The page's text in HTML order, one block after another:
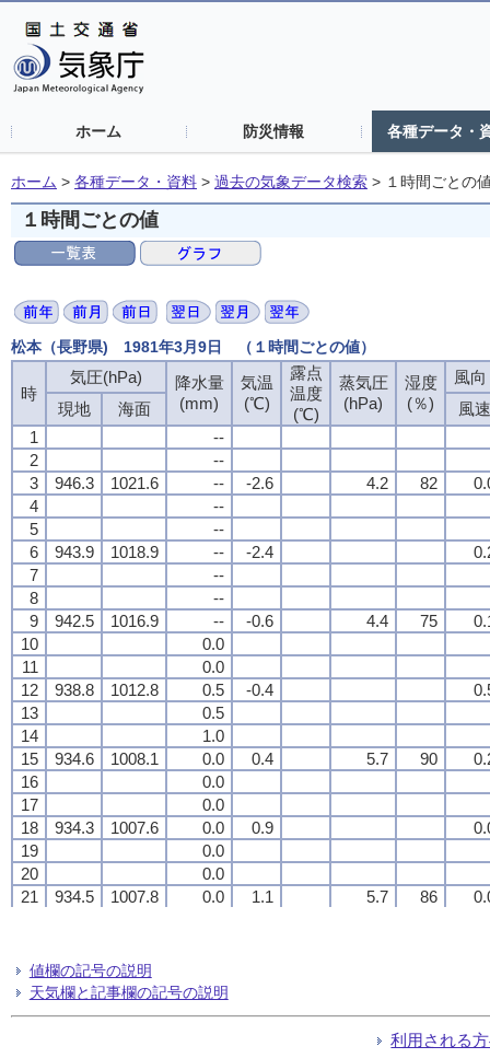
ホーム 防災情報 各種データ・
ホーム > 各種データ・資料 > 過去の気象データ検索 > １時間ごとの
１時間ごとの値
松本（長野県) 1981年3月9日 （１時間ごとの値）
時
気圧(hPa)
降水量
(mm)
気温
(℃)
露点
温度
(℃)
蒸気圧
(hPa)
湿度
(％)
風
現地
海面
風速
1
--
2
--
3
946.3 1021.6 -- -2.6 4.2 82
4
--
5
--
6
943.9 1018.9 -- -2.4
7
--
8
--
9
942.5 1016.9 -- -0.6 4.4 75
10
0.0
11
0.0
12
938.8 1012.8 0.5 -0.4
13
0.5
14
1.0
15
934.6 1008.1 0.0 0.4 5.7 90
16
0.0
17
0.0
18
934.3 1007.6 0.0 0.9
19
0.0
20
0.0
21
934.5 1007.8 0.0 1.1 5.7 86
24
934.6 1007.9
時
気圧(hPa)
降水量
(mm)
気温
(℃)
露点
温度
(℃)
蒸気圧
(hPa)
湿度
(％)
風
現地
海面
風速
1
--
2
--
3
946.3 1021.6 -- -2.6 4.2 82
4
--
5
--
6
943.9 1018.9 -- -2.4
7
--
8
--
9
942.5 1016.9 -- -0.6 4.4 75
10
0.0
11
0.0
12
938.8 1012.8 0.5 -0.4
13
0.5
14
1.0
15
934.6 1008.1 0.0 0.4 5.7 90
16
0.0
17
0.0
18
934.3 1007.6 0.0 0.9
19
0.0
20
0.0
21
934.5 1007.8 0.0 1.1 5.7 86
24
934.6 1007.9
時
気圧(hPa)
降水量
(mm)
気温
(℃)
露点
温度
(℃)
蒸気圧
(hPa)
湿度
(％)
風
現地
海面
風速
1
--
2
--
3
946.3 1021.6 -- -2.6 4.2 82
4
--
5
--
6
943.9 1018.9 -- -2.4
7
--
8
--
9
942.5 1016.9 -- -0.6 4.4 75
10
0.0
11
0.0
12
938.8 1012.8 0.5 -0.4
13
0.5
14
1.0
15
934.6 1008.1 0.0 0.4 5.7 90
16
0.0
17
0.0
18
934.3 1007.6 0.0 0.9
19
0.0
20
0.0
21
934.5 1007.8 0.0 1.1 5.7 86
24
934.6 1007.9
時
気圧(hPa)
降水量
(mm)
気温
(℃)
露点
温度
(℃)
蒸気圧
(hPa)
湿度
(％)
風
現地
海面
風速
1
--
2
--
3
946.3 1021.6 -- -2.6 4.2 82
4
--
5
--
6
943.9 1018.9 -- -2.4
7
--
8
--
9
942.5 1016.9 -- -0.6 4.4 75
10
0.0
11
0.0
12
938.8 1012.8 0.5 -0.4
13
0.5
14
1.0
15
934.6 1008.1 0.0 0.4 5.7 90
16
0.0
17
0.0
18
934.3 1007.6 0.0 0.9
19
0.0
20
0.0
21
934.5 1007.8 0.0 1.1 5.7 86
24
934.6 1007.9
値欄の記号の説明
天気欄と記事欄の記号の説明
利用される